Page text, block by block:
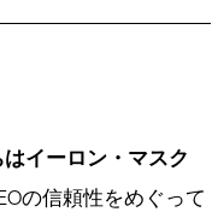
イーロン・マスク
の信頼性をめぐって